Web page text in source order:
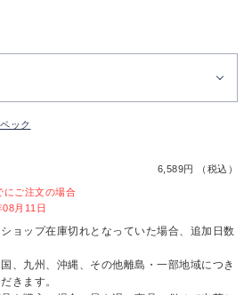
ック
6,589円 （税込）
にご注文の場合
月11日
ョップ在庫切れとなっていた場合、追加日数
、九州、沖縄、その他離島・一部地域につき
きます。